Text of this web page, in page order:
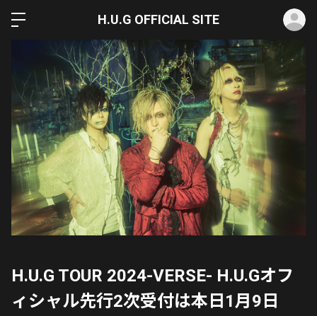
H.U.G OFFICIAL SITE
H.U.G TOUR 2024-VERSE- H.U.Gオフ
ィシャル先行2次受付は本日1月9日